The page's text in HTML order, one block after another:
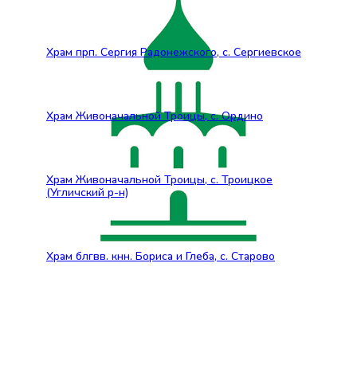
Храм прп. Сергия Радонежского, с. Сергиевское
Храм Живоначальной Троицы, с. Ордино
Храм Живоначальной Троицы, с. Троицкое
(Угличский р-н)
Храм блгвв. кнн. Бориса и Глеба, с. Старово